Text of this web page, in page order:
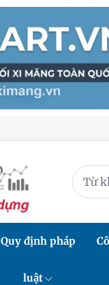
Quy định pháp
luật